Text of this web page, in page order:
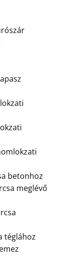
betonhoz
meglévő
téglához